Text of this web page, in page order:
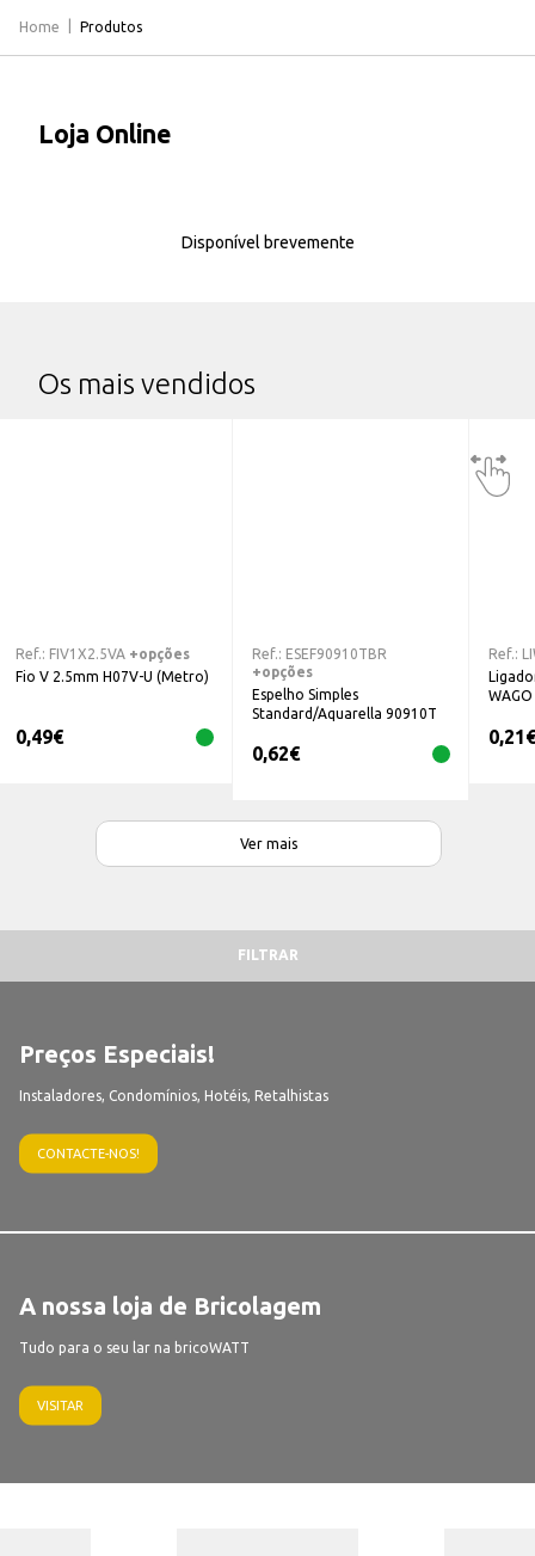
Home Produtos
Loja Online
Disponível brevemente
Os mais vendidos
Ref.: FIV1X2.5VA +opções
Fio V 2.5mm H07V-U (Metro)
0,49€
Ref.: ESEF90910TBR
+opções
Espelho Simples
Standard/Aquarella 90910T
0,62€
Ref.:
WAGO
0,21€
Ver mais
FILTRAR
Preços Especiais!
Instaladores, Condomínios, Hotéis, Retalhistas
CONTACTE-NOS!
A nossa loja de Bricolagem
Tudo para o seu lar na bricoWATT
VISITAR